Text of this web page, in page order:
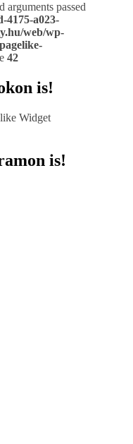
arguments passed
4175-a023-
web/wp-
42
is!
is!